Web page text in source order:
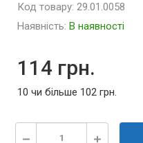
Код товару: 29.01.0058
Наявність: В наявності
114 грн.
10 чи більше 102 грн.